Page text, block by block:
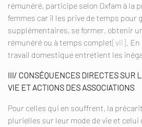
rémunéré, participe selon Oxfam à la
femmes car il les prive de temps pour
supplémentaires, se former, obtenir
rémunéré ou à temps complet[vii] .
travail domestique entretient les
III/ CONSÉQUENCES DIRECTES SUR
VIE ET ACTIONS DES ASSOCIATIONS
Pour celles qui en souffrent, la
plurielles sur leur mode de vie et celui